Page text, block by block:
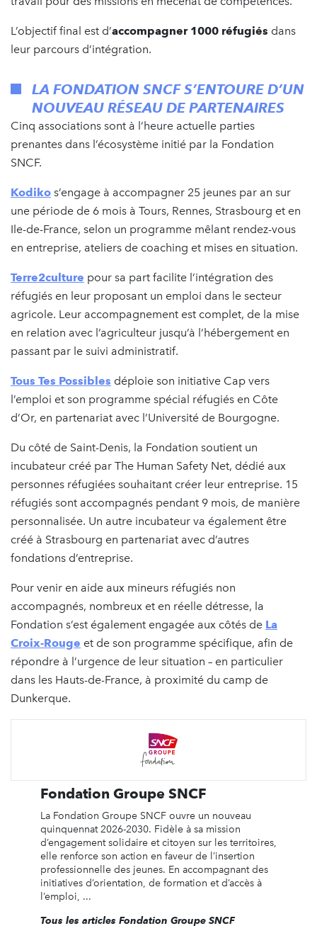
L’objectif final est d’accompagner 1000 réfugiés dans
leur parcours d’intégration.
LA FONDATION SNCF S’ENTOURE D’UN
NOUVEAU RÉSEAU DE PARTENAIRES
Cinq associations sont à l’heure actuelle parties
prenantes dans l’écosystème initié par la Fondation
SNCF.
Kodiko s’engage à accompagner 25 jeunes par an sur
une période de 6 mois à Tours, Rennes, Strasbourg et en
Ile-de-France, selon un programme mêlant rendez-vous
en entreprise, ateliers de coaching et mises en situation.
Terre2culture pour sa part facilite l’intégration des
réfugiés en leur proposant un emploi dans le secteur
agricole. Leur accompagnement est complet, de la mise
en relation avec l’agriculteur jusqu’à l’hébergement en
passant par le suivi administratif.
Tous Tes Possibles déploie son initiative Cap vers
l’emploi et son programme spécial réfugiés en Côte
d’Or, en partenariat avec l’Université de Bourgogne.
Du côté de Saint-Denis, la Fondation soutient un
incubateur créé par The Human Safety Net, dédié aux
personnes réfugiées souhaitant créer leur entreprise. 15
réfugiés sont accompagnés pendant 9 mois, de manière
personnalisée. Un autre incubateur va également être
créé à Strasbourg en partenariat avec d’autres
fondations d’entreprise.
Pour venir en aide aux mineurs réfugiés non
accompagnés, nombreux et en réelle détresse, la
Fondation s’est également engagée aux côtés de La
Croix-Rouge et de son programme spécifique, afin de
répondre à l’urgence de leur situation – en particulier
dans les Hauts-de-France, à proximité du camp de
Dunkerque.
Fondation Groupe SNCF
La Fondation Groupe SNCF ouvre un nouveau
quinquennat 2026-2030. Fidèle à sa mission
d’engagement solidaire et citoyen sur les territoires,
elle renforce son action en faveur de l’insertion
professionnelle des jeunes. En accompagnant des
initiatives d’orientation, de formation et d’accès à
l’emploi, ...
Tous les articles Fondation Groupe SNCF